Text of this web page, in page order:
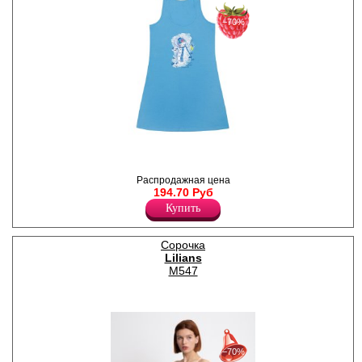
Лайкра 5%
Хлопок 95%
−70%
Распродажная цена
194.70 Руб
Купить
Сорочка
Lilians
M547
с 22-07-2026 по 28-07-2026
с 29-07-2026 по 04-08-2026−70%